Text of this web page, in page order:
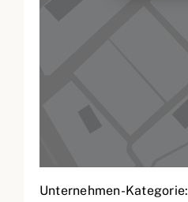
Unternehmen-Kategorie: